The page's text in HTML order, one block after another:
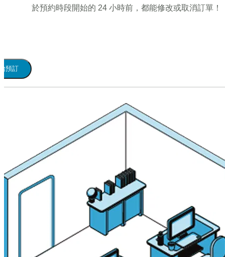
於預約時段開始的 24 小時前，都能修改或取消訂單！
預訂